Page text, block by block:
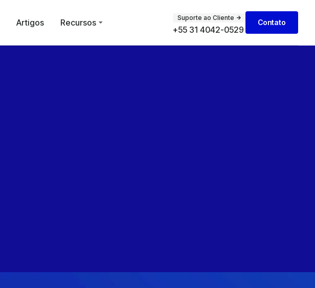
Artigos Recursos Suporte ao Cliente
+55 31 4042-0529
Contato